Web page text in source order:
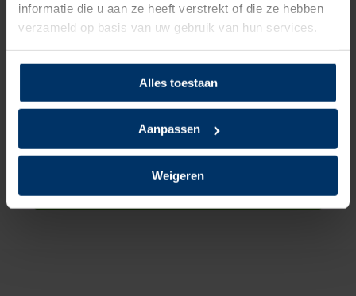
informatie die u aan ze heeft verstrekt of die ze hebben
verzameld op basis van uw gebruik van hun services.
Alles toestaan
Aanpassen
Weigeren
Pak je deal 15% korting op Nano protect spray
Puma 642950 Aspire Pink disc low S3S + Shoeboy's
Je bespaart
1,94
excl. btw 22,67